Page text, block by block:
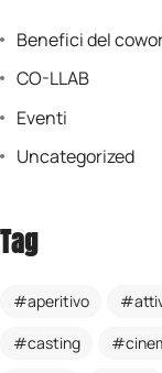
Benefici del
CO-LLAB
Eventi
Uncategorized
Tag
aperitivo
casting